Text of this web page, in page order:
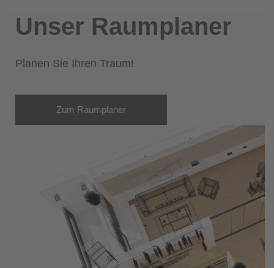
Unser Raumplaner
Planen Sie Ihren Traum!
Zum Raumplaner